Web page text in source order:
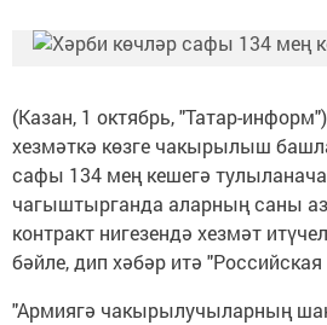
(Казан, 1 октябрь, "Татар-
хезмәткә көзге чакырылыш
сафы 134 мең кешегә
чагыштырганда аларның саны
контракт нигезендә хезмәт
бәйле, дип хәбәр итә "Российская
"Армиягә чакырылучыларның